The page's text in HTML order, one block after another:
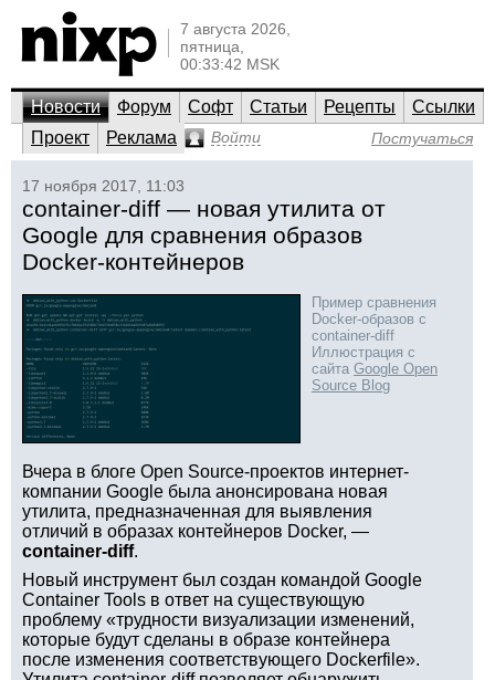
7 августа 2026,
пятница,
00:33:42 MSK
Новости Форум Софт Статьи Рецепты
Ссылки
Проект
Реклама Войти Постучаться
17 ноября 2017, 11:03
container-diff — новая утилита от
Google для сравнения образов
Docker-контейнеров
Пример сравнения
Docker-образов с
container-diff
Иллюстрация с
сайта Google Open
Source Blog
Вчера в блоге Open Source-проектов интернет-
компании Google была анонсирована новая
утилита, предназначенная для выявления
отличий в образах контейнеров Docker, —
container-diff.
Новый инструмент был создан командой Google
Container Tools в ответ на существующую
проблему «трудности визуализации изменений,
которые будут сделаны в образе контейнера
после изменения соответствующего Dockerfile».